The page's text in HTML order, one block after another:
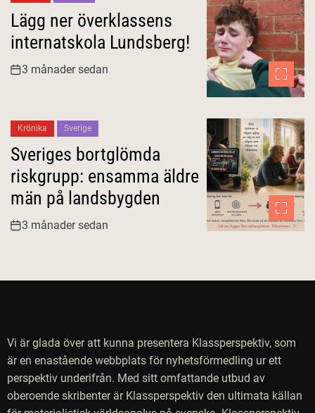
Lägg ner överklassens
internatskola Lundsberg!
3 månader sedan
Krönika Sverige
Sveriges bortglömda
riskgrupp: ensamma äldre
män på landsbygden
3 månader sedan
Vi är glada över att kunna presentera Klassperspektiv, som
är en enastående webbplats för nyhetsförmedling ur ett
perspektiv underifrån. Med sitt omfattande utbud av
oberoende skribenter är Klassperspektiv den ultimata källan